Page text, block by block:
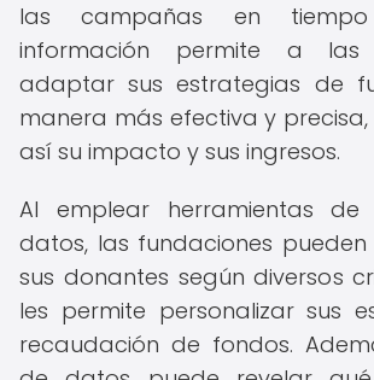
las campañas en
información permite a las
adaptar sus estrategias de
manera más efectiva y
así su impacto y sus ingresos.
Al emplear herramientas
datos, las fundaciones
sus donantes según diversos
les permite personalizar sus
recaudación de fondos.